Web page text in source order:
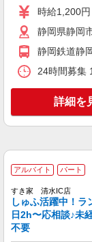
キー
アルバイト パート
伝丸 1国清水大曲
アルバイト パート
すき家 清水鳥坂店
時給1,200
静岡県静岡
静岡鉄道静
24時間募集
詳細を
アルバイト パート
すき家 清水IC店
しゅふ活躍中！
日2h〜応相談♪未
不要